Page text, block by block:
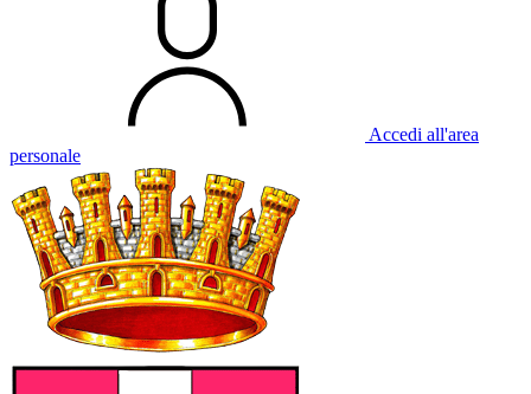
Accedi all'area
personale